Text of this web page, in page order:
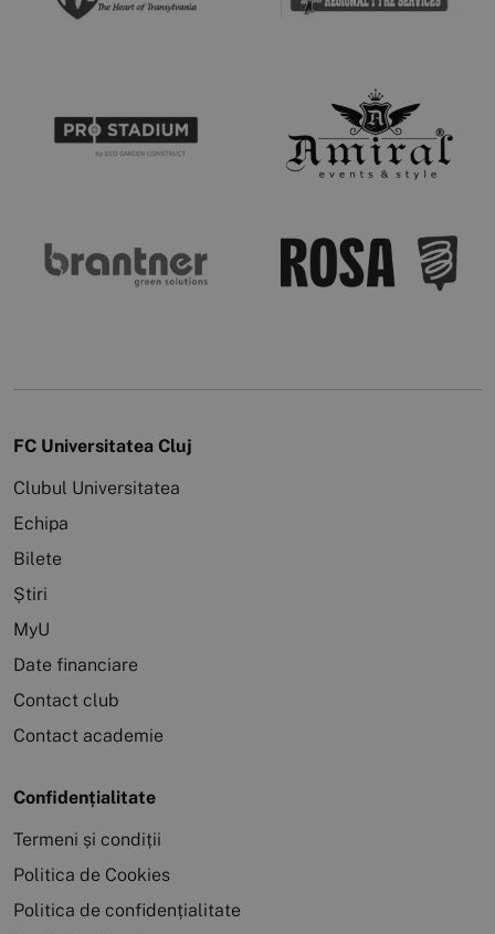
FC Universitatea Cluj
Clubul Universitatea
Echipa
Bilete
Știri
MyU
Date financiare
Contact club
Contact academie
Confidențialitate
Termeni și condiții
Politica de Cookies
Politica de confidențialitate